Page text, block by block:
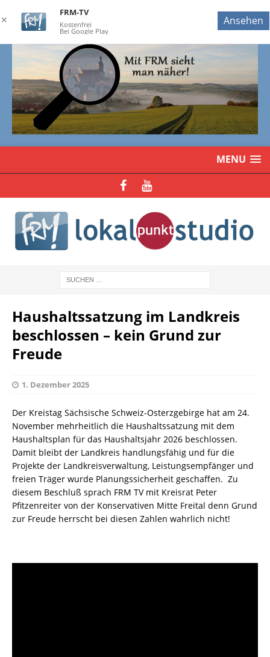
MENU
Haushaltssatzung im Landkreis
beschlossen – kein Grund zur
Freude
1. Dezember 2025
Der Kreistag Sächsische Schweiz-Osterzgebirge hat am 24.
November mehrheitlich die Haushaltssatzung mit dem
Haushaltsplan für das Haushaltsjahr 2026 beschlossen.
Damit bleibt der Landkreis handlungsfähig und für die
Projekte der Landkreisverwaltung, Leistungsempfänger und
freien Träger wurde Planungssicherheit geschaffen. Zu
diesem Beschluß sprach FRM TV mit Kreisrat Peter
Pfitzenreiter von der Konservativen Mitte Freital denn Grund
zur Freude herrscht bei diesen Zahlen wahrlich nicht!
✕
FRM-TV
Kostenfrei
Bei Google Play
Ansehen